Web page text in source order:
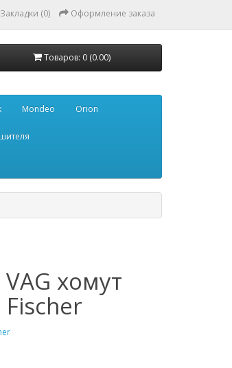
Закладки (0) Оформление заказа
Товаров: 0 (0.00)
Mondeo Orion
хомут